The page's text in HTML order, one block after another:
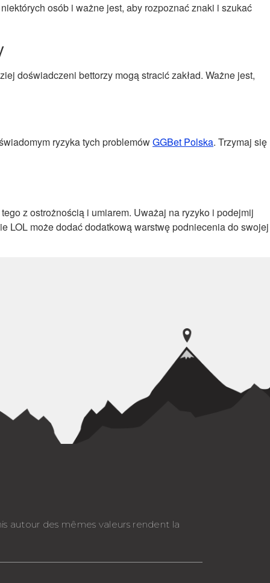
osób i ważne jest, aby rozpoznać znaki i szukać
doświadczeni bettorzy mogą stracić zakład. Ważne jest,
ryzyka tych problemówGGBet Polska. Trzymaj się
z ostrożnością i umiarem. Uważaj na ryzyko i podejmij
LOL może dodać dodatkową warstwę podniecenia do swojej
autour des mêmes valeurs rendent la